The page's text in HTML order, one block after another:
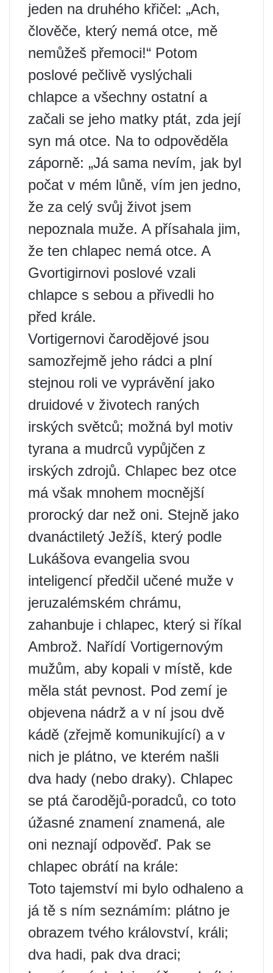
jeden na druhého křičel: „Ach,
člověče, který nemá otce, mě
nemůžeš přemoci!“ Potom
poslové pečlivě vyslýchali
chlapce a všechny ostatní a
začali se jeho matky ptát, zda její
syn má otce. Na to odpověděla
záporně: „Já sama nevím, jak byl
počat v mém lůně, vím jen jedno,
že za celý svůj život jsem
nepoznala muže. A přísahala jim,
že ten chlapec nemá otce. A
Gvortigirnovi poslové vzali
chlapce s sebou a přivedli ho
před krále.
Vortigernovi čarodějové jsou
samozřejmě jeho rádci a plní
stejnou roli ve vyprávění jako
druidové v životech raných
irských světců; možná byl motiv
tyrana a mudrců vypůjčen z
irských zdrojů. Chlapec bez otce
má však mnohem mocnější
prorocký dar než oni. Stejně jako
dvanáctiletý Ježíš, který podle
Lukášova evangelia svou
inteligencí předčil učené muže v
jeruzalémském chrámu,
zahanbuje i chlapec, který si říkal
Ambrož. Nařídí Vortigernovým
mužům, aby kopali v místě, kde
měla stát pevnost. Pod zemí je
objevena nádrž a v ní jsou dvě
kádě (zřejmě komunikující) a v
nich je plátno, ve kterém našli
dva hady (nebo draky). Chlapec
se ptá čarodějů-poradců, co toto
úžasné znamení znamená, ale
oni neznají odpověď. Pak se
chlapec obrátí na krále:
Toto tajemství mi bylo odhaleno a
já tě s ním seznámím: plátno je
obrazem tvého království, králi;
dva hadi, pak dva draci;